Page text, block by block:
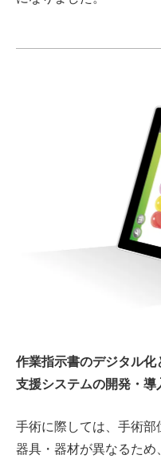
作業指示書のデジタル
支援システムの開発・導
手術に際しては、手術
器具・器材が異なるため